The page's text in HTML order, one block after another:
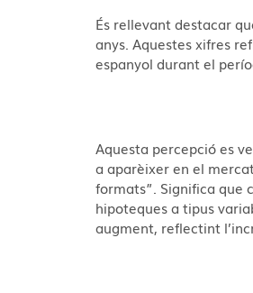
És rellevant destacar
anys. Aquestes xifres
espanyol durant el
Aquesta percepció es
a aparèixer en el
formats”. Significa que
hipoteques a tipus
augment, reflectint